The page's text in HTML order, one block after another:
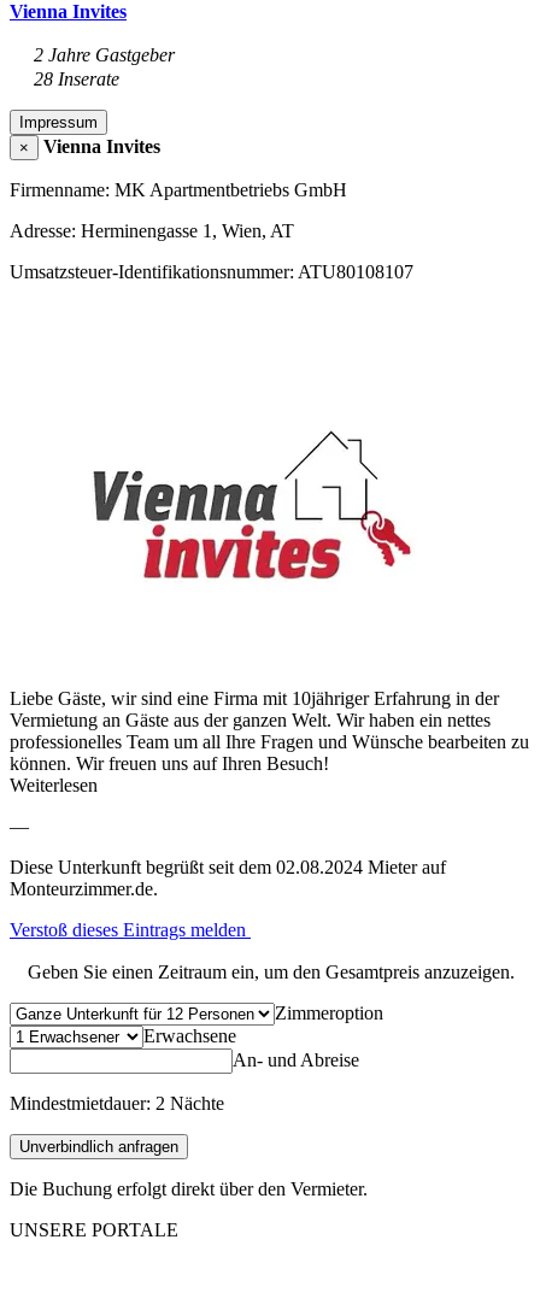
Vienna Invites
2 Jahre Gastgeber
28 Inserate
Impressum
×
Vienna Invites
Firmenname: MK Apartmentbetriebs GmbH
Adresse: Herminengasse 1, Wien, AT
Umsatzsteuer-Identifikationsnummer: ATU80108107
Liebe Gäste, wir sind eine Firma mit 10jähriger Erfahrung in der
Vermietung an Gäste aus der ganzen Welt. Wir haben ein nettes
professionelles Team um all Ihre Fragen und Wünsche bearbeiten zu
können. Wir freuen uns auf Ihren Besuch!
Weiterlesen
—
Diese Unterkunft begrüßt seit dem 02.08.2024 Mieter auf
Monteurzimmer.de.
Verstoß dieses Eintrags melden
Geben Sie einen Zeitraum ein, um den Gesamtpreis anzuzeigen.
Zimmeroption
Erwachsene
An- und Abreise
Mindestmietdauer: 2 Nächte
Unverbindlich anfragen
Die Buchung erfolgt direkt über den Vermieter.
UNSERE PORTALE